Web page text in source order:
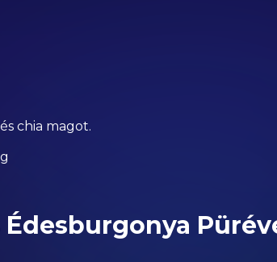
chia magot.
Édesburgonya